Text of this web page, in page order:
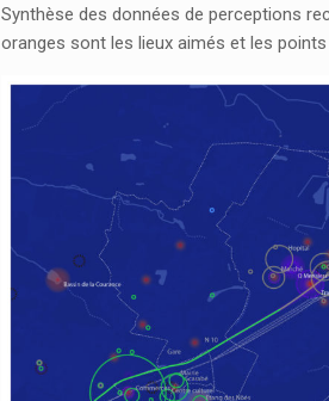
Synthèse des données de perceptions
oranges sont les lieux aimés et les